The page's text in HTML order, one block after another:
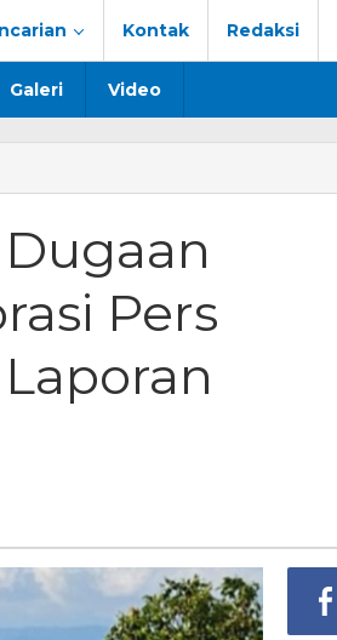
Kontak Redaksi
Galeri Video
Pers